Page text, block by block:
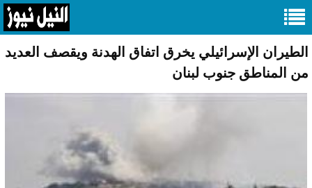
الطيران الإسرائيلي يخرق اتفاق الهدنة ويقصف العديد
من المناطق جنوب لبنان